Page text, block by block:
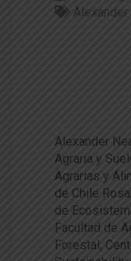
Alexander
Alexander
Agraria y
Agrarias y
de Chile
de
Facultad de
Forestal,